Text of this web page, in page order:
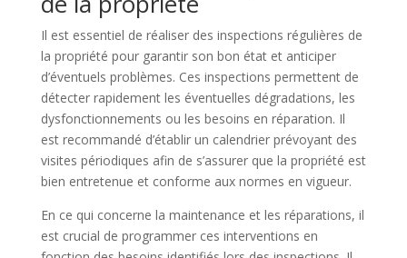
Il est essentiel de réaliser des inspections régulières de
la propriété pour garantir son bon état et anticiper
d’éventuels problèmes. Ces inspections permettent de
détecter rapidement les éventuelles dégradations, les
dysfonctionnements ou les besoins en réparation. Il
est recommandé d’établir un calendrier prévoyant des
visites périodiques afin de s’assurer que la propriété est
bien entretenue et conforme aux normes en vigueur.
En ce qui concerne la maintenance et les réparations, il
est crucial de programmer ces interventions en